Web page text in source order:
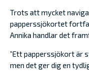
Trots att mycket
papperssjökortet
Annika handlar det
”Ett papperssjökort är
men det ger dig en